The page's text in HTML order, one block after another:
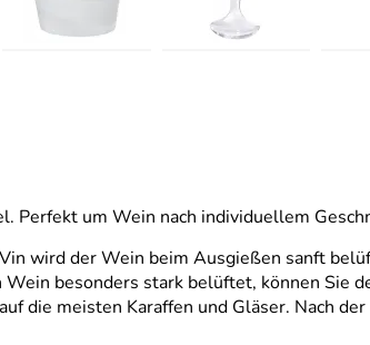
Perfekt um Wein nach individuellem
wird der Wein beim Ausgießen sanft
besonders stark belüftet, können Sie
die meisten Karaffen und Gläser. Nach